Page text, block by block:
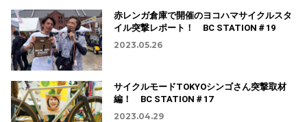
赤レンガ倉庫で開催のヨコハマサイクルスタ
イル突撃レポート！ BC STATION＃19
2023.05.26
サイクルモードTOKYOシンゴさん突撃取材
編！ BC STATION＃17
2023.04.29